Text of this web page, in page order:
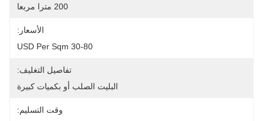
200 مترا مربعا
الأسعار:
30-80 USD Per Sqm
تفاصيل التغليف:
البليت الصلب أو بكميات كبيرة
وقت التسليم: